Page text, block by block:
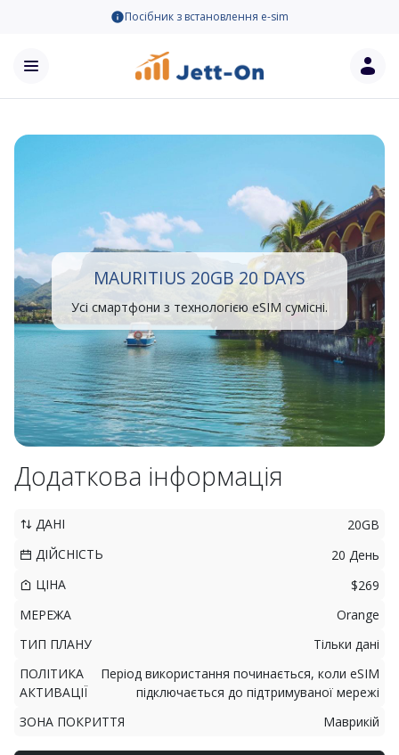
Посібник з встановлення e-sim
MAURITIUS 20GB 20 DAYS
Усі смартфони з технологією eSIM сумісні.
Додаткова інформація
ДАНІ
20GB
ДІЙСНІСТЬ
20 День
ЦІНА
$269
МЕРЕЖА
Orange
ТИП ПЛАНУ
Тільки дані
ПОЛІТИКА
АКТИВАЦІЇ
Період використання починається, коли eSIM
підключається до підтримуваної мережі
ЗОНА ПОКРИТТЯ
Маврикій